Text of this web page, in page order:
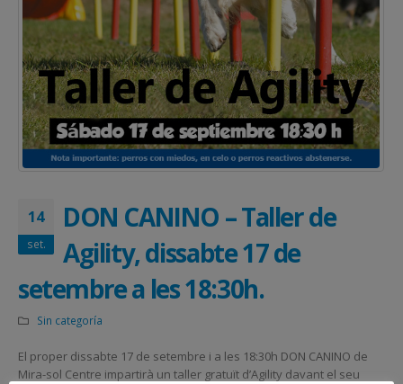
14
set.
DON CANINO – Taller de
Agility, dissabte 17 de
setembre a les 18:30h.
Sin categoría
El proper dissabte 17 de setembre i a les 18:30h DON CANINO de
Mira-sol Centre impartirà un taller gratuït d’Agility davant el seu